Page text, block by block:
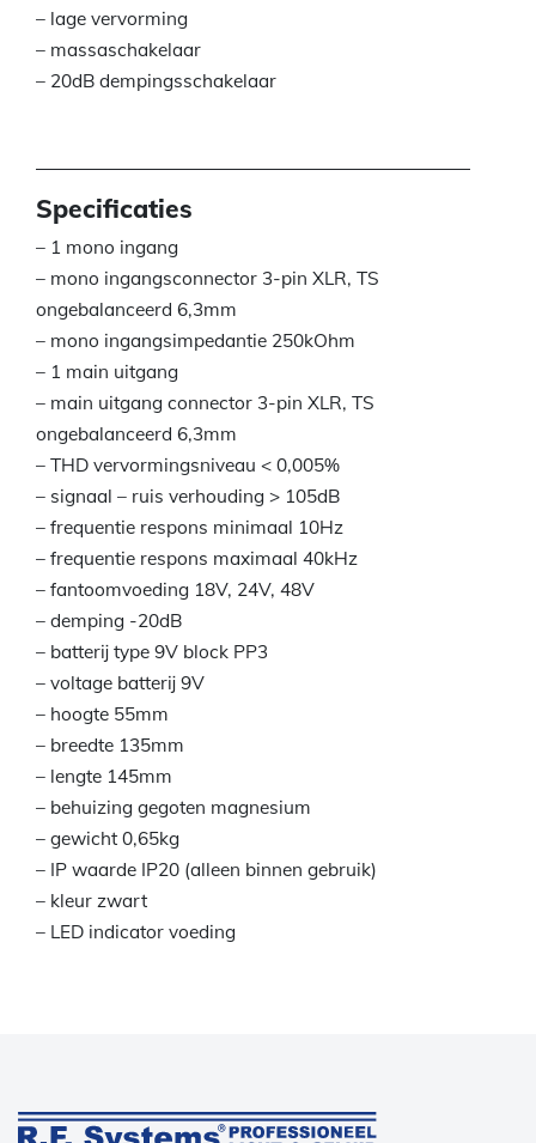
– lage vervorming
– massaschakelaar
– 20dB dempingsschakelaar
Specificaties
– 1 mono ingang
– mono ingangsconnector 3-pin XLR, TS
ongebalanceerd 6,3mm
– mono ingangsimpedantie 250kOhm
– 1 main uitgang
– main uitgang connector 3-pin XLR, TS
ongebalanceerd 6,3mm
– THD vervormingsniveau < 0,005%
– signaal – ruis verhouding > 105dB
– frequentie respons minimaal 10Hz
– frequentie respons maximaal 40kHz
– fantoomvoeding 18V, 24V, 48V
– demping -20dB
– batterij type 9V block PP3
– voltage batterij 9V
– hoogte 55mm
– breedte 135mm
– lengte 145mm
– behuizing gegoten magnesium
– gewicht 0,65kg
– IP waarde IP20 (alleen binnen gebruik)
– kleur zwart
– LED indicator voeding